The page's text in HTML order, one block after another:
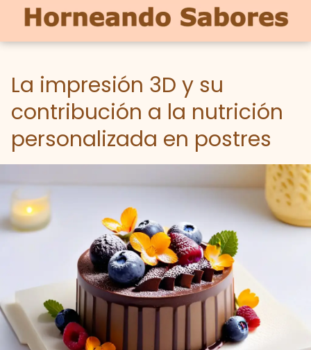
La impresión 3D y su
contribución a la nutrición
personalizada en postres